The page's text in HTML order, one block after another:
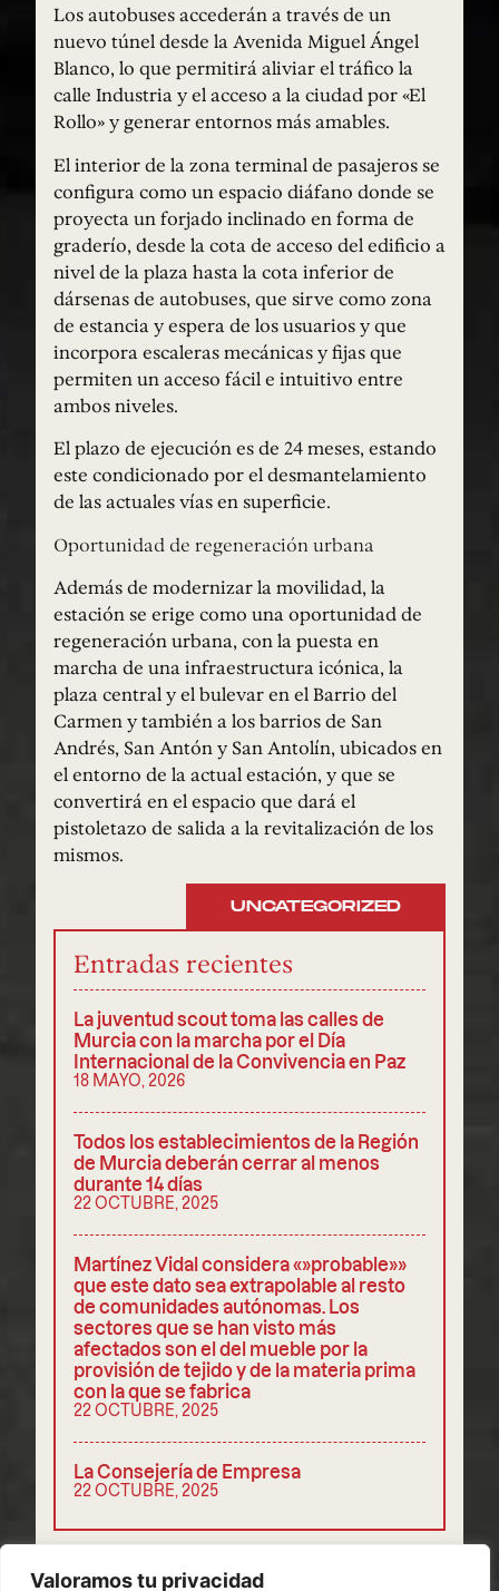
Valoramos tu privacidad
COMPARTIR
Los autobuses accederán a través de un
nuevo túnel desde la Avenida Miguel Ángel
Blanco, lo que permitirá aliviar el tráfico la
calle Industria y el acceso a la ciudad por «El
Rollo» y generar entornos más amables.
El interior de la zona terminal de pasajeros se
configura como un espacio diáfano donde se
proyecta un forjado inclinado en forma de
graderío, desde la cota de acceso del edificio a
nivel de la plaza hasta la cota inferior de
dársenas de autobuses, que sirve como zona
de estancia y espera de los usuarios y que
incorpora escaleras mecánicas y fijas que
permiten un acceso fácil e intuitivo entre
ambos niveles.
El plazo de ejecución es de 24 meses, estando
este condicionado por el desmantelamiento
de las actuales vías en superficie.
Oportunidad de regeneración urbana
Además de modernizar la movilidad, la
estación se erige como una oportunidad de
regeneración urbana, con la puesta en
marcha de una infraestructura icónica, la
plaza central y el bulevar en el Barrio del
Carmen y también a los barrios de San
Andrés, San Antón y San Antolín, ubicados en
el entorno de la actual estación, y que se
convertirá en el espacio que dará el
pistoletazo de salida a la revitalización de los
mismos.
UNCATEGORIZED
Entradas recientes
La juventud scout toma las calles de
Murcia con la marcha por el Día
Internacional de la Convivencia en Paz
18 MAYO, 2026
Todos los establecimientos de la Región
de Murcia deberán cerrar al menos
durante 14 días
22 OCTUBRE, 2025
Martínez Vidal considera «»probable»»
que este dato sea extrapolable al resto
de comunidades autónomas. Los
sectores que se han visto más
afectados son el del mueble por la
provisión de tejido y de la materia prima
con la que se fabrica
22 OCTUBRE, 2025
La Consejería de Empresa
22 OCTUBRE, 2025